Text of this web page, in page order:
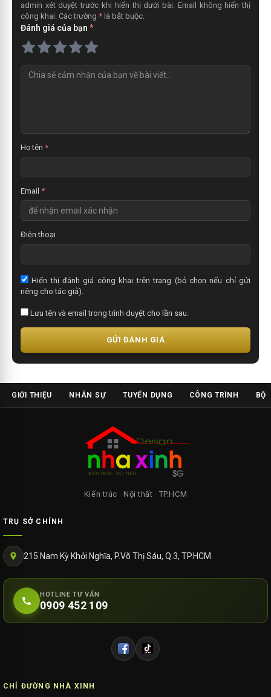
admin xét duyệt trước khi hiển thị dưới bài. Email không hiển thị
công khai. Các trường *là bắt buộc.
Đánh giá của bạn *
é
Họ tên *
Email *
Điện thoại
Hiển thị đánh giá công khai trên trang (bỏ chọn nếu chỉ gửi
riêng cho tác giả).
Lưu tên và email trong trình duyệt cho lần sau.
GỬI ĐÁNH GIÁ
GIỚI THIỆU NHÂN SỰ TUYỂN DỤNG CÔNG TRÌNH BỘ
Kiến trúc · Nội thất · TP.HCM
TRỤ SỞ CHÍNH
215 Nam Kỳ Khởi Nghĩa, P.Võ Thị Sáu, Q.3, TP.HCM
HOTLINE TƯ VẤN
0909 452 109
CHỈ ĐƯỜNG NHÀ XINH